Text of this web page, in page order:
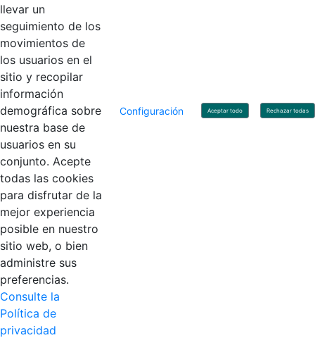
Linkedin
Contacto
Línea de servicio al ciudadano: +57(601) 492 64 00
Correo Institucional:
Correo de notificaciones judiciales:
notificacionjudicial@contaduria.gov.co
Correo de Asuntos disciplinarios:
asuntosdisciplinarios@contaduria.gov.co
Línea Anticorrupción: +57(601) 492 64 00 Ext. 4
Política de privacidad y protección de datos personales
Política de derechos de autor
Términos y condiciones de uso
© Copyright 2026 - Todos los derechos reservados
Gobierno de Colombia
llevar un
seguimiento de los
movimientos de
los usuarios en el
sitio y recopilar
información
demográfica sobre
nuestra base de
usuarios en su
conjunto. Acepte
todas las cookies
para disfrutar de la
mejor experiencia
posible en nuestro
sitio web, o bien
administre sus
preferencias.
Consulte la
Política de
privacidad
Configuración Aceptar todo Rechazar todas